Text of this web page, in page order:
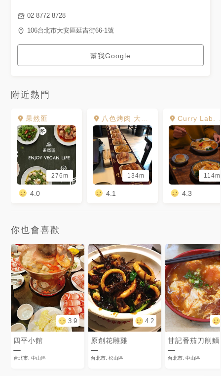
整體來說食材非常新鮮 是套餐
式 非單點 湯鍋會依照口味另外
收費 從小菜到甜點 都會讓你吃
照📷 還有包廂區很舒適保有個
人的隱私空間想要約會或者談公
議可以先預約 👨🏻‍🍳 ♡服務態
度：4.3 ♡燈光氣氛：4.8 ❗️有服
地址：台北市大安區延吉街66-
1號 🚇捷運：忠孝敦化站2號出
口/國父紀念館站1號出口
#MealRoomShabu米釉贅沢鍋
物#MealRoomShabu#米釉贅
沢鍋物#台灣#台北#忠孝敦化#
國父紀念館#台灣美食#台北美
食#忠孝敦化美食#國父紀念館
美食#火鍋#台北火鍋#忠孝敦化
火鍋#國父紀念館火鍋#東區#東
02 8772 8728
106台北市大安區延吉街66-1號
幫我Google
附近熱門
果然匯
276m
4.0
八色烤肉 大安店
134m
4.1
Curry Lab. Tokyo
114m
4.3
你也會喜歡
3.9
四平小館
台北市, 中山區
4.2
原創花雕雞
台北市, 松山區
甘記番茄刀削麵
台北市, 中山區